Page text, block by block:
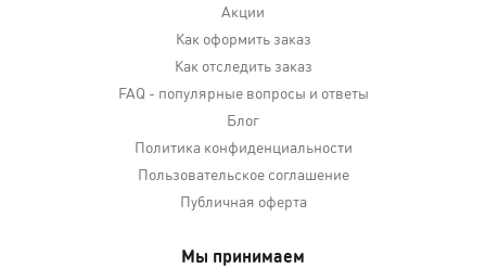
Акции
Как оформить заказ
Как отследить заказ
FAQ - популярные вопросы и ответы
Блог
Политика конфиденциальности
Пользовательское соглашение
Публичная оферта
Мы принимаем